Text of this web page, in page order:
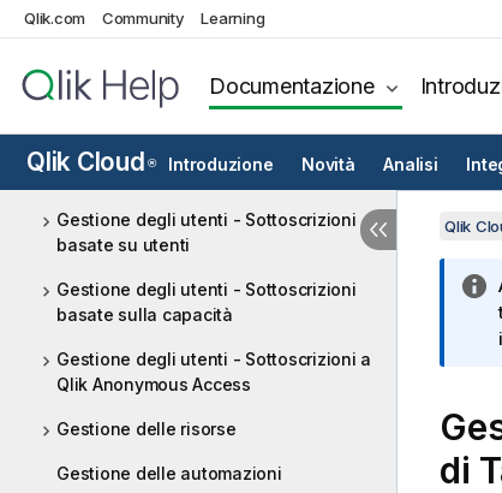
Qlik.com Community Learning
Documentazione
Qlik Cloud ® Introduzione Novità Analisi
Distribuzione di Qlik Cloud
Amministrazione di Qlik Cloud
Accesso a Qlik Cloud
Accesso al centro attività
Amministrazione
Gestione degli utenti - Sottoscrizioni
basate su utenti
Gestione degli utenti - Sottoscrizioni
basate sulla capacità
Gestione degli utenti - Sottoscrizioni a
Qlik Anonymous Access
Gestione delle risorse
Gestione delle automazioni
Qlik
di